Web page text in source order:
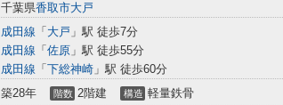
千葉県香取市大戸
成田線 「 大戸 」駅 徒歩7分
成田線 「 佐原 」駅 徒歩55分
成田線 「 下総神崎 」駅 徒歩60分
築28年 階数 2階建 構造 軽量鉄骨